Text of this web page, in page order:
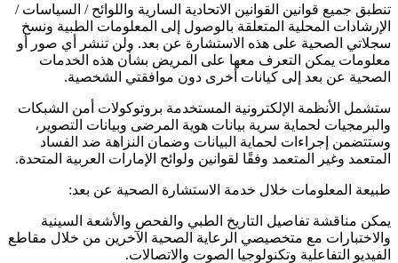
تنطبق جميع قوانين القوانين الاتحادية السارية واللوائح / السياسات /
الإرشادات المحلية المتعلقة بالوصول إلى المعلومات الطبية ونسخ
سجلاتي الصحية على هذه الاستشارة عن بعد. ولن تنشر أي صور أو
معلومات يمكن التعرف معها على المريض بشأن هذه الخدمات
الصحية عن بعد إلى كيانات أخرى دون موافقتي الشخصية.
ستشمل الأنظمة الإلكترونية المستخدمة بروتوكولات أمن الشبكات
والبرمجيات لحماية سرية بيانات هوية المرضى وبيانات التصوير،
وستتضمن إجراءات لحماية البيانات وضمان النزاهة ضد الفساد
المتعمد وغير المتعمد وفقًا لقوانين ولوائح الإمارات العربية المتحدة.
طبيعة المعلومات خلال خدمة الاستشارة الصحية عن بعد:
يمكن مناقشة تفاصيل التاريخ الطبي والفحص والأشعة السينية
والاختبارات مع متخصيصي الرعاية الصحية الآخرين من خلال مقاطع
الفيديو التفاعلية وتكنولوجيا الصوت والاتصالات.